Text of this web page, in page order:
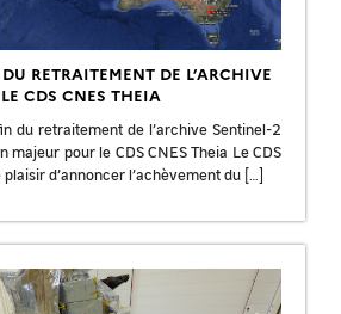
RETRAITEMENT DE L’ARCHIVE
CDS CNES THEIA
du retraitement de l’archive Sentinel-2
majeur pour le CDS CNES Theia Le CDS
plaisir d’annoncer l’achèvement du […]